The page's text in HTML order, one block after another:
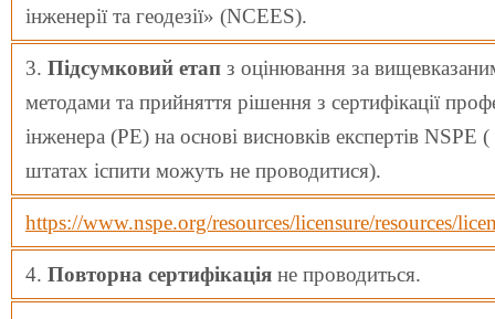
інженерії та геодезії» (NCEES).
3. Підсумковий етап з оцінювання за
методами та прийняття рішення з сертифікації
інженера (PE) на основі висновків експертів NSPE
штатах іспити можуть не проводитися).
https://www.nspe.org/resources/licensure/resources/
4. Повторна сертифікація не проводиться.